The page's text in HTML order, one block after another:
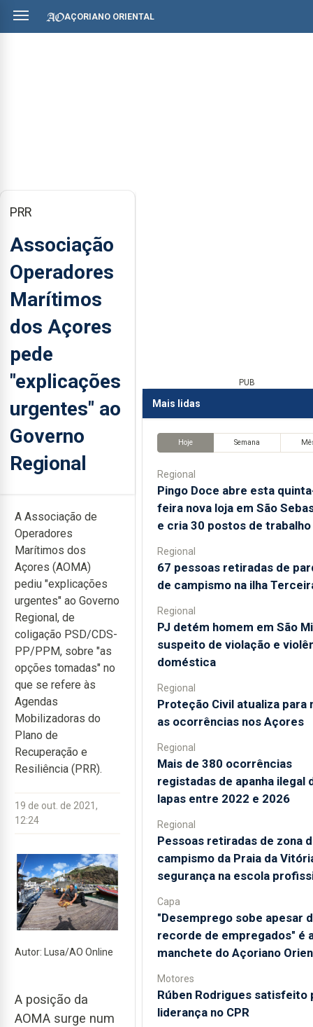
AÇORIANO ORIENTAL
PRR
Associação
Operadores
Marítimos
dos Açores
pede
"explicações
urgentes" ao
Governo
Regional
A Associação de
Operadores
Marítimos dos
Açores (AOMA)
pediu "explicações
urgentes" ao Governo
Regional, de
coligação PSD/CDS-
PP/PPM, sobre "as
opções tomadas" no
que se refere às
Agendas
Mobilizadoras do
Plano de
Recuperação e
Resiliência (PRR).
19 de out. de 2021,
12:24
Autor: Lusa/AO Online
A posição da
AOMA surge num
PUB
Mais lidas
Hoje Semana
Regional
Pingo Doce abre esta
feira nova loja em São
e cria 30 postos de trabalho
Regional
67 pessoas retiradas de
de campismo na ilha
Regional
PJ detém homem em São
suspeito de violação e
doméstica
Regional
Proteção Civil atualiza para
as ocorrências nos Açores
Regional
Mais de 380 ocorrências
registadas de apanha ilegal
lapas entre 2022 e 2026
Regional
Pessoas retiradas de zona
campismo da Praia da
segurança na escola
Capa
"Desemprego sobe apesar
recorde de empregados" é
manchete do Açoriano
Motores
Rúben Rodrigues satisfeito
liderança no CPR